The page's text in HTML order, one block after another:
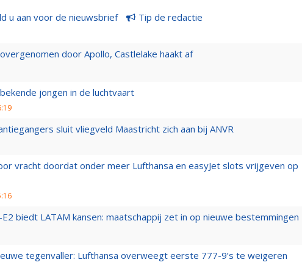
u aan voor de nieuwsbrief Tip de redactie
door Apollo, Castlelake haakt af
jongen in de luchtvaart
sluit vliegveld Maastricht zich aan bij ANVR
vracht doordat onder meer Lufthansa en easyJet slots vrijgeven op
biedt LATAM kansen: maatschappij zet in op nieuwe bestemmingen
tegenvaller: Lufthansa overweegt eerste 777-9’s te weigeren